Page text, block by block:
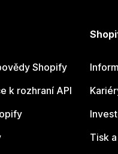
Shopify
k rozhraní API
Tisk